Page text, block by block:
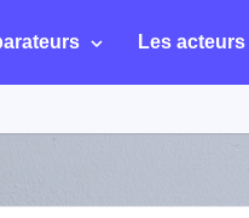
Les acteurs